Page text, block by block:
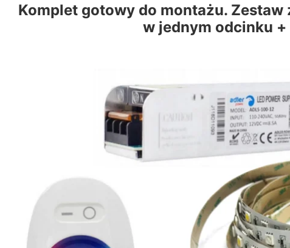
Komplet gotowy do montażu. Zestaw
w jednym odcinku